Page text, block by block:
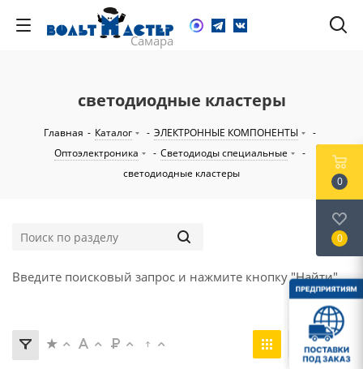
светодиодные кластеры
Главная - Каталог - ЭЛЕКТРОННЫЕ КОМПОНЕНТЫ
-
Оптоэлектроника
- Светодиоды специальные
-
светодиодные кластеры
Введите поисковый запрос и нажмите кнопку "Найти".
0
0